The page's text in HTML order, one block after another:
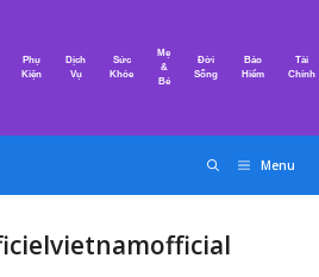
Phụ
Kiện
Dịch
Vụ
Sức
Khỏe
Mẹ
&
Bé
Đời
Sống
Bảo
Hiểm
Tài
Chính
Menu